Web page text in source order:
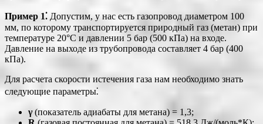
Пример 1⁚ Допустим, у нас есть газопровод диаметром 100
мм, по которому транспортируется природный газ (метан) при
температуре 20°C и давлении 5 бар (500 кПа) на входе.
Давление на выходе из трубопровода составляет 4 бар (400
кПа).
Для расчета скорости истечения газа нам необходимо знать
следующие параметры⁚
γ(показатель адиабаты для метана) = 1,3;